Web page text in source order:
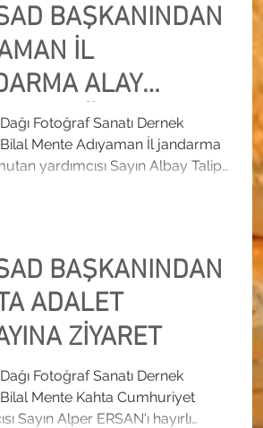
BAŞKANINDAN
İL
ALAY
Fotoğraf Sanatı Dernek
Bilal Mente Adıyaman İl jandarma
yardımcısı Sayın Albay Talip
BAŞKANINDAN
ADALET
ZİYARET
Fotoğraf Sanatı Dernek
Bilal Mente Kahta Cumhuriyet
Sayın Alper ERSAN'ı hayırlı